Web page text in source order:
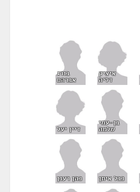
איציק
דליה
בורג
אברהם
בן-עמי
שלמה דיין יעל
כבל איתן כהן רענן